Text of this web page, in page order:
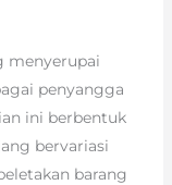
menyerupai
penyangga
ini berbentuk
bervariasi
barang